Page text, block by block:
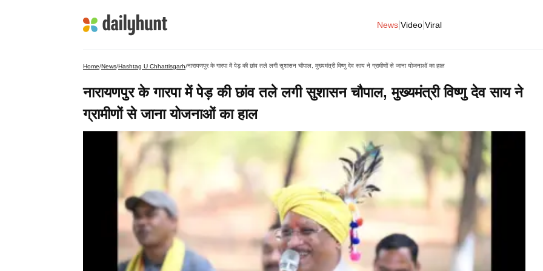
News Video Viral
Home/News/Hashtag U Chhattisgarh/नारायणपुर के गारपा में पेड़ की छांव तले लगी सुशासन चौपाल, मुख्यमंत्री विष्णु देव साय ने ग्रामीणों से जाना योजनाओं का हाल
नारायणपुर के गारपा में पेड़ की छांव तले लगी सुशासन चौपाल, मुख्यमंत्री विष्णु देव साय ने
ग्रामीणों से जाना योजनाओं का हाल